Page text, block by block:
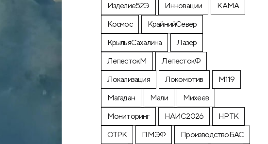
Изделие52Э
Инновации
КАМА
Космос
КрайнийСевер
КрыльяСахалина
Лазер
ЛепестокМ
ЛепестокФ
Локализация
Локомотив
М119
Магадан
Мали
Михеев
Мониторинг
НАИС2026
НРТК
ОТРК
ПМЭФ
ПроизводствоБАС